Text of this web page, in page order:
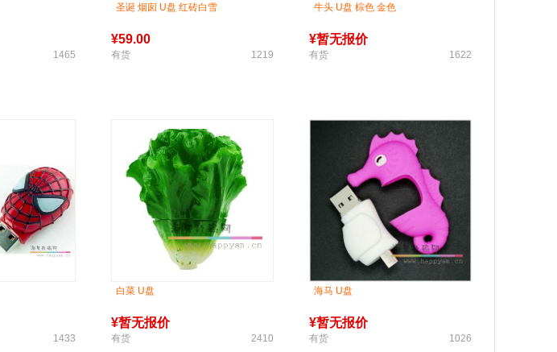
1465
圣诞 烟囱 U盘 红砖白雪
¥59.00
有货 1219
牛头 U盘 棕色 金色
¥暂无报价
有货 1622
1433
白菜 U盘
¥暂无报价
有货 2410
海马 U盘
¥暂无报价
有货 1026